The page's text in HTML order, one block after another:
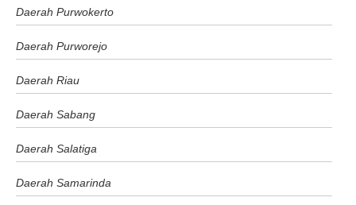
Daerah Purwokerto
Daerah Purworejo
Daerah Riau
Daerah Sabang
Daerah Salatiga
Daerah Samarinda